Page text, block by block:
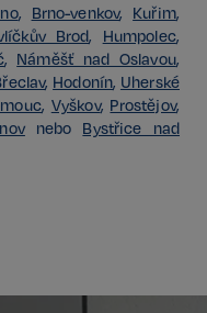
, Brno-venkov, Kuřim,
Brod, Humpolec,
, Náměšť nad Oslavou,
, Hodonín, Uherské
, Vyškov, Prostějov,
nebo Bystřice nad